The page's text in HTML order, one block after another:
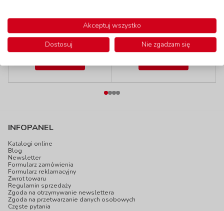
28,90 zł z VAT 10,90 zł z VAT
INFOPANEL
Katalogi online
Blog
Newsletter
Formularz zamówienia
Formularz reklamacyjny
Zwrot towaru
Regulamin sprzedaży
Zgoda na otrzymywanie newslettera
Zgoda na przetwarzanie danych osobowych
Częste pytania
Akceptuj wszystko
Dostosuj
Nie zgadzam się